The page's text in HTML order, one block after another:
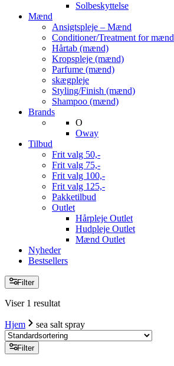
Solbeskyttelse
Mænd
Ansigtspleje – Mænd
Conditioner/Treatment for mænd
Hårtab (mænd)
Kropspleje (mænd)
Parfume (mænd)
skægpleje
Styling/Finish (mænd)
Shampoo (mænd)
Brands
O
Oway
Tilbud
Frit valg 50,-
Frit valg 75,-
Frit valg 100,-
Frit valg 125,-
Pakketilbud
Outlet
Hårpleje Outlet
Hudpleje Outlet
Mænd Outlet
Nyheder
Bestsellers
Filter
Viser 1 resultat
Hjem sea salt spray
Filter